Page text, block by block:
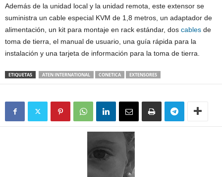
Además de la unidad local y la unidad remota, este extensor se
suministra un cable especial KVM de 1,8 metros, un adaptador de
alimentación, un kit para montaje en rack estándar, dos cables de
toma de tierra, el manual de usuario, una guía rápida para la
instalación y una tarjeta de información para la toma de tierra.
ETIQUETAS ATEN INTERNATIONAL CONETICA EXTENSORES